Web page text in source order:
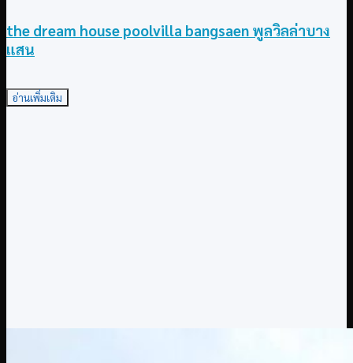
the dream house poolvilla bangsaen พูลวิลล่าบาง
แสน
อ่านเพิ่มเติม